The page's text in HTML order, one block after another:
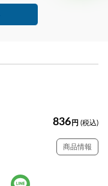
836 円 (税込)
商品情報